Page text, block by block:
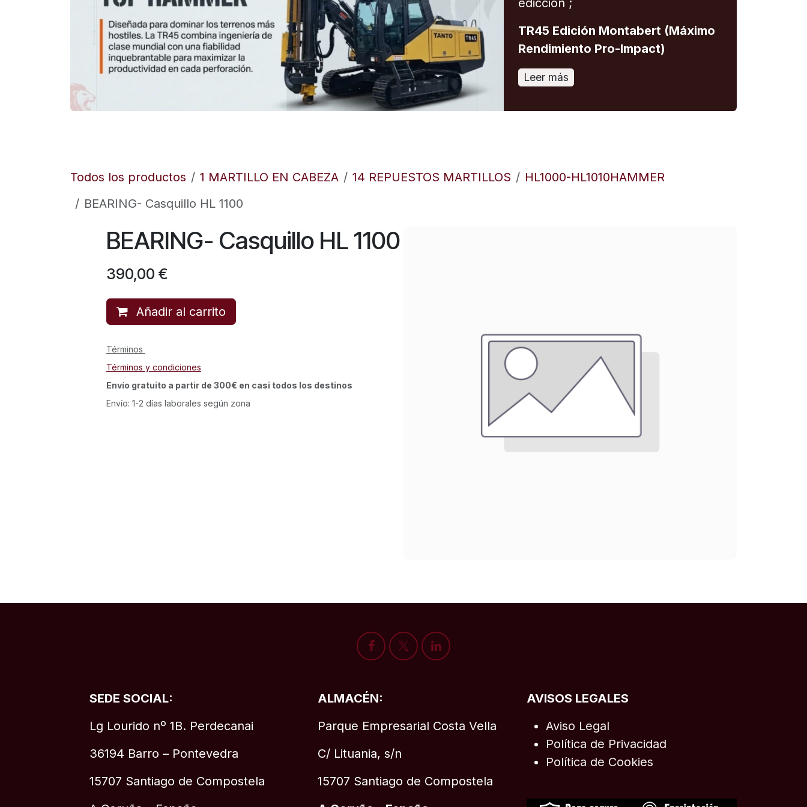
edicción ;
TR45 Edición Montabert (Máximo
Rendimiento Pro-Impact)
Leer más
Todos los productos 1 MARTILLO EN CABEZA 14 REPUESTOS MARTILLOS
HL1000-HL1010HAMMER
BEARING- Casquillo HL 1100
BEARING- Casquillo HL 1100
390,00 €
Añadir al carrito
Términos
Términos y condiciones
Envío gratuito a partir de 300€ en casi todos los destinos
Envío: 1-2 días laborales según zona
SEDE SOCIAL:
Lg Lourido nº 1B. Perdecanai
36194 Barro – Pontevedra
15707 Santiago de Compostela
ALMACÉN:
Parque Empresarial Costa Vella
C/ Lituania, s/n
15707 Santiago de Compostela
AVISOS LEGALES
Aviso Legal
Política de Privacidad
Política de Cookies